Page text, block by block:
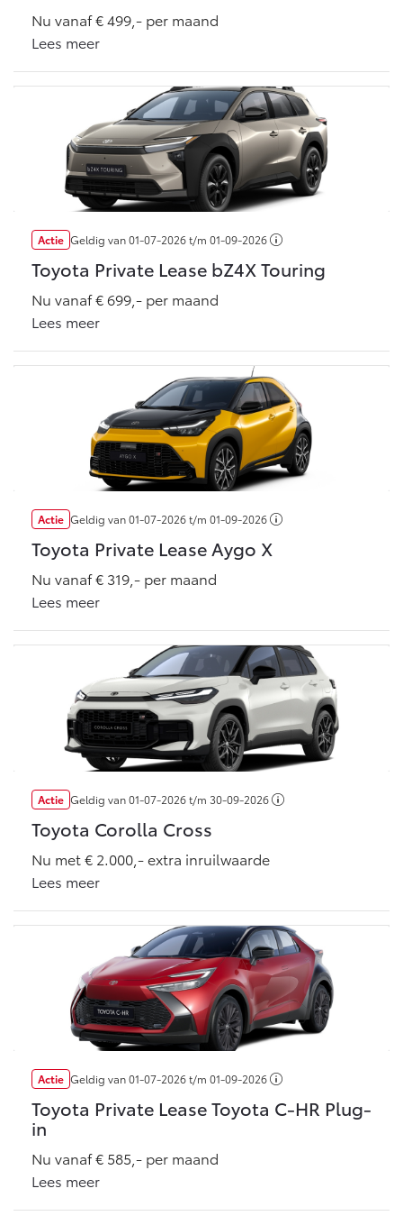
OOK ALS BATTERIJ-
Vanaf € 37.500,-
BATTERIJ-ELEKTRISCH
Vanaf € 55.950,-
Proace Max (excl. BTW)
ELEKTRISCH
Vanaf € 46.301,-
Hilux (excl. BTW)
Vanaf € 56.570,-
Land Cruiser (excl. BTW)
Nu vanaf € 499,- per maand
Lees meer
Actie Geldig van01-07-2026t/m 01-09-2026
Toyota Private Lease bZ4X Touring
Nu vanaf € 699,- per maand
Lees meer
Actie Geldig van01-07-2026t/m 01-09-2026
Toyota Private Lease Aygo X
Nu vanaf € 319,- per maand
Lees meer
Actie Geldig van01-07-2026t/m 30-09-2026
Toyota Corolla Cross
Nu met € 2.000,- extra inruilwaarde
Lees meer
Actie Geldig van01-07-2026t/m 01-09-2026
Toyota Private Lease Toyota C-HR Plug-
in
Nu vanaf € 585,- per maand
Lees meer